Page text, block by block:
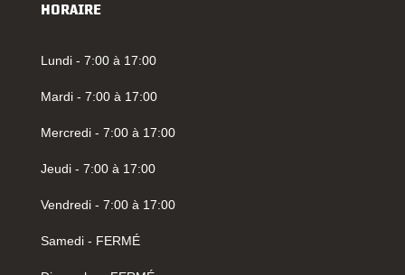
HORAIRE
Lundi - 7:00 à 17:00
Mardi - 7:00 à 17:00
Mercredi - 7:00 à 17:00
Jeudi - 7:00 à 17:00
Vendredi - 7:00 à 17:00
Samedi - FERMÉ